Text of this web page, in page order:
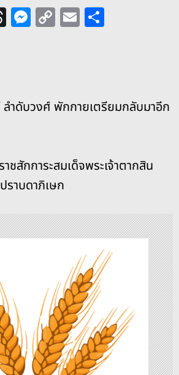
T
h
d
s
M
e
n
g
C
o
Li
n
E
m
ำดับวงศ์ พักกายเตรียมกลับมาอีก
ชสักการะสมเด็จพระเจ้าตากสิน
ราบดาภิเษก